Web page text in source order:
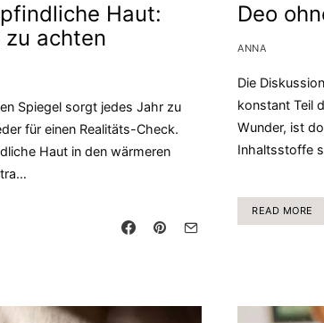
Haut:
achten
Spiegel sorgt jedes Jahr zu
für einen Realitäts-Check.
Haut in den wärmeren
Deo
ANNA
Die
konstant Teil
Wunder, ist
Inhaltsstoffe
READ MORE